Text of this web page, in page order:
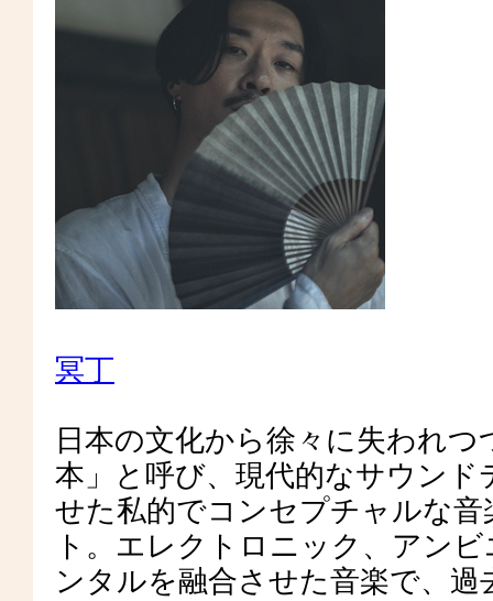
冥丁
日本の文化から徐々に失われ
本」と呼び、現代的なサウン
せた私的でコンセプチャルな
ト。エレクトロニック、アン
ンタルを融合させた音楽で、